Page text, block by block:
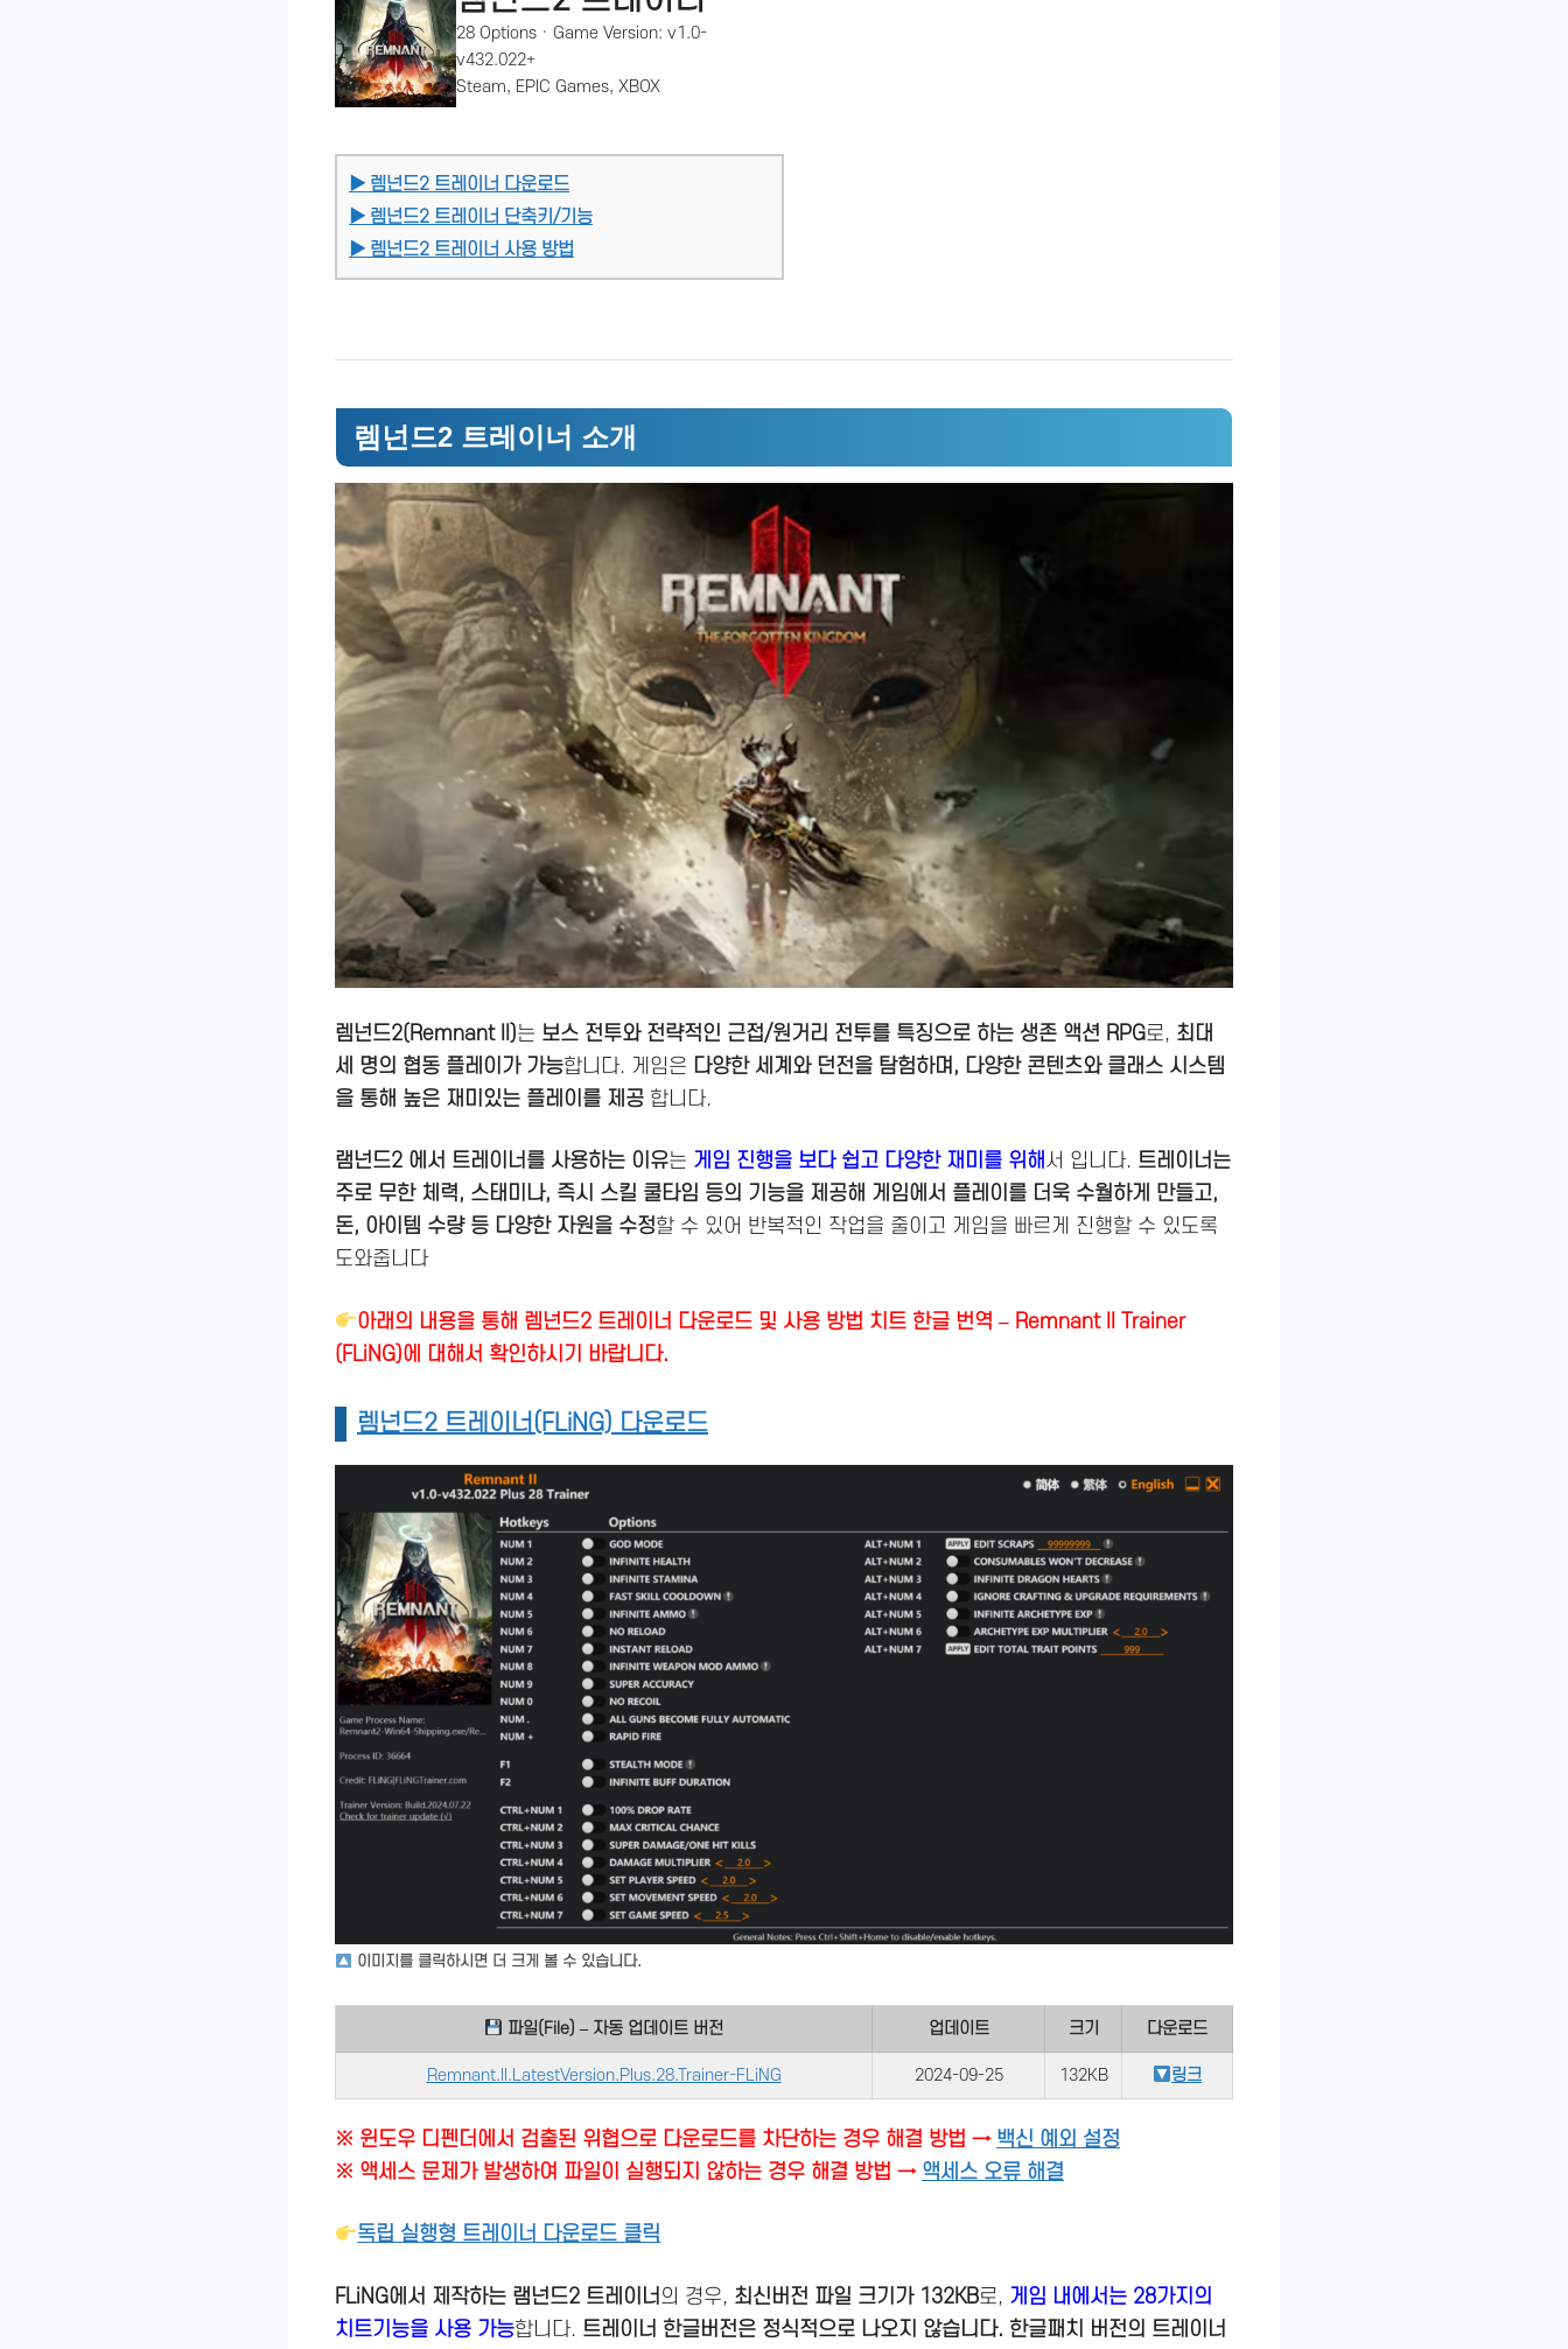
28 Options · Game Version: v1.0-
v432.022+
Steam, EPIC Games, XBOX
▶ 렘넌드2 트레이너 다운로드
▶ 렘넌드2 트레이너 단축키/기능
▶ 렘넌드2 트레이너 사용 방법
렘넌드2 트레이너 소개
렘넌드2(Remnant II)는 보스 전투와 전략적인 근접/원거리 전투를 특징으로 하는 생존 액션 RPG로, 최대
세 명의 협동 플레이가 가능합니다. 게임은 다양한 세계와 던전을 탐험하며, 다양한 콘텐츠와 클래스 시스템
을 통해 높은 재미있는 플레이를 제공 합니다.
램넌드2 에서 트레이너를 사용하는 이유는 게임 진행을 보다 쉽고 다양한 재미를 위해서 입니다. 트레이너는
주로 무한 체력, 스태미나, 즉시 스킬 쿨타임 등의 기능을 제공해 게임에서 플레이를 더욱 수월하게 만들고,
돈, 아이템 수량 등 다양한 자원을 수정할 수 있어 반복적인 작업을 줄이고 게임을 빠르게 진행할 수 있도록
도와줍니다
아래의 내용을 통해 렘넌드2 트레이너 다운로드 및 사용 방법 치트 한글 번역 – Remnant II Trainer
(FLiNG)에 대해서 확인하시기 바랍니다.
렘넌드2 트레이너(FLiNG) 다운로드
이미지를 클릭하시면 더 크게 볼 수 있습니다.
파일(File) – 자동 업데이트 버전 업데이트 크기 다운로드
Remnant.II.LatestVersion.Plus.28.Trainer-FLiNG 2024-09-25 132KB 링크
※ 윈도우 디펜더에서 검출된 위협으로 다운로드를 차단하는 경우 해결 방법 → 백신 예외 설정
※ 액세스 문제가 발생하여 파일이 실행되지 않하는 경우 해결 방법 → 액세스 오류 해결
독립 실행형 트레이너 다운로드 클릭
FLiNG에서 제작하는 램넌드2 트레이너 의 경우, 최신버전 파일 크기가 132KB로, 게임 내에서는 28가지의
치트기능을 사용 가능합니다. 트레이너 한글버전은 정식적으로 나오지 않습니다. 한글패치 버전의 트레이너